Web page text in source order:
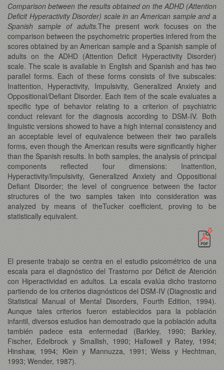
Comparison between the results obtained on the ADHD (Attention
Deficit Hyperactivity Disorder) scale in an American sample and a
Spanish sample of adults.The present work focuses on the
comparison between the psychometric properties infered from the
scores obtained by an American sample and a Spanish sample of
adults on the ADHD (Attention Deficit Hyperactivity Disorder)
scale. The scale is available in English and Spanish and has two
parallel forms. Each of these forms consists of five subscales:
Inattention, Hyperactivity, Impulsivity, Generalized Anxiety and
Oppositional/Defiant Disorder. Each item of the scale evaluates a
specific type of behavior relating to a criterion of psychiatric
conduct relevant for the diagnosis according to DSM-IV. Both
linguistic versions showed to have a high internal consistency and
an acceptable level of equivalence between their two parallels
forms, even though the American results were significantly higher
than the Spanish results. In both samples, the analysis of principal
components reflected four dimensions: Inattention,
Hyperactivity/Impulsivity, Generalized Anxiety and Oppositional
Defiant Disorder; the level of congruence between the factor
structures of the two samples taken into consideration was
analyzed by means of theTucker coefficient, proving to be
statistically equivalent.
El presente trabajo se centra en el estudio psicométrico de una
escala para el diagnóstico del Trastorno por Déficit de Atención
con Hiperactividad en adultos. La escala evalúa dicho trastorno
partiendo de los criterios diagnósticos del DSM-IV (Diagnostic and
Statistical Manual of Mental Disorders, Fourth Edition, 1994).
Aunque tales criterios fueron establecidos para la población
infantil, diversos estudios han demostrado que la población adulta
también padece esta enfermedad (Barkley, 1990; Barkley,
Fischer, Edelbrock y Smallish, 1990; Hallowell y Ratey, 1994;
Hinshaw, 1994; Klein y Mannuzza, 1991; Weiss y Hechtman,
1993; Wender, 1987).